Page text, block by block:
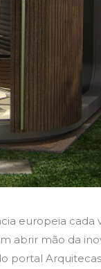
europeia cada
abrir mão da
portal